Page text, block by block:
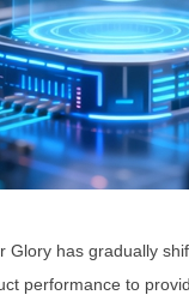
has gradually
performance to